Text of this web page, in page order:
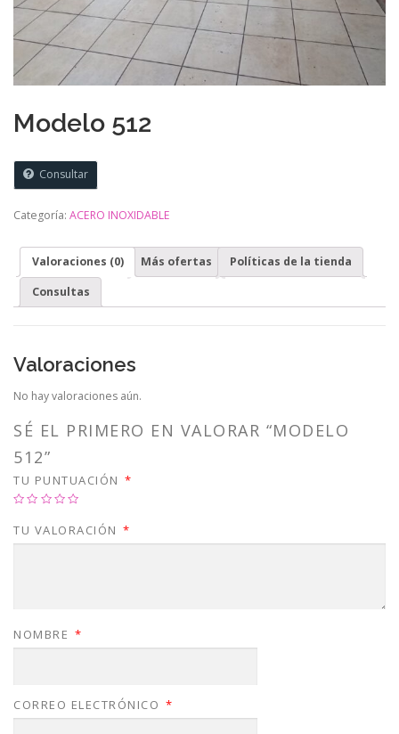
Modelo 512
Consultar
Categoría: ACERO INOXIDABLE
Valoraciones (0) Más ofertas Políticas de la tienda
Consultas
Valoraciones
No hay valoraciones aún.
SÉ EL PRIMERO EN VALORAR “MODELO
512”
TU PUNTUACIÓN *
TU VALORACIÓN *
NOMBRE *
CORREO ELECTRÓNICO *